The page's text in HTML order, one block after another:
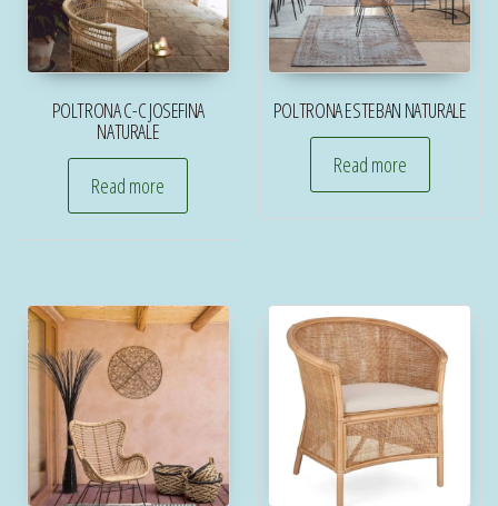
POLTRONA C-C JOSEFINA
NATURALE
Read more
POLTRONA ESTEBAN NATURALE
Read more